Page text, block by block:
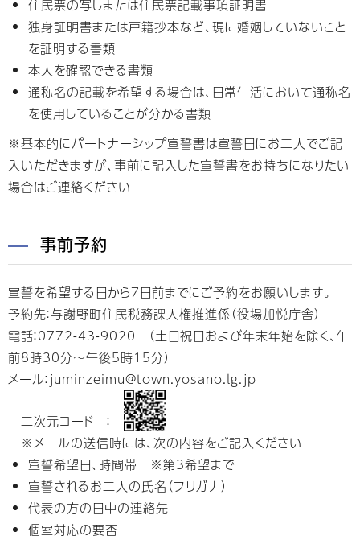
住民票の写しまたは住民票記載事項証明書
独身証明書または戸籍抄本など、現に婚姻していないこと
を証明する書類
本人を確認できる書類
通称名の記載を希望する場合は、日常生活において通称名
を使用していることが分かる書類
※基本的にパートナーシップ宣誓書は宣誓日にお二人でご記
入いただきますが、事前に記入した宣誓書をお持ちになりたい
場合はご連絡ください
事前予約
宣誓を希望する日から7日前までにご予約をお願いします。
予約先：与謝野町住民税務課人権推進係（役場加悦庁舎）
電話：0772-43-9020 （土日祝日および年末年始を除く、午
前8時30分〜午後5時15分）
メール：juminzeimu@town.yosano.lg.jp
二次元コード ：
※メールの送信時には、次の内容をご記入ください
宣誓希望日、時間帯 ※第3希望まで
宣誓されるお二人の氏名（フリガナ）
代表の方の日中の連絡先
個室対応の要否